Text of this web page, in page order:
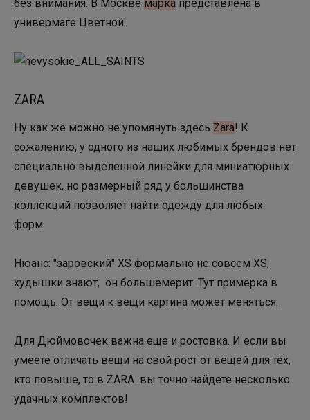
без внимания. В Москве марка представлена в
универмаге Цветной.
ZARA
Ну как же можно не упомянуть здесь Zara! К
сожалению, у одного из наших любимых брендов нет
специально выделенной линейки для миниатюрных
девушек, но размерный ряд у большинства
коллекций позволяет найти одежду для любых
форм.
Нюанс: "заровский" XS формально не совсем XS,
худышки знают, он большемерит. Тут примерка в
помощь. От вещи к вещи картина может меняться.
Для Дюймовочек важна еще и ростовка. И если вы
умеете отличать вещи на свой рост от вещей для тех,
кто повыше, то в ZARA вы точно найдете несколько
удачных комплектов!